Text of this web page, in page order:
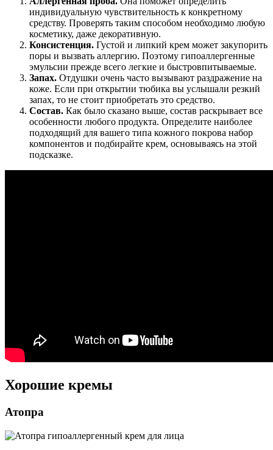
индивидуальную чувствительность к конкретному
средству. Проверять таким способом необходимо любую
косметику, даже декоративную.
Консистенция. Густой и липкий крем может закупорить
поры и вызвать аллергию. Поэтому гипоаллергенные
эмульсии прежде всего легкие и быстровпитываемые.
Запах. Отдушки очень часто вызывают раздражение на
коже. Если при открытии тюбика вы услышали резкий
запах, то не стоит приобретать это средство.
Состав. Как было сказано выше, состав раскрывает все
особенности любого продукта. Определите наиболее
подходящий для вашего типа кожного покрова набор
компонентов и подбирайте крем, основываясь на этой
подсказке.
Хорошие кремы
Атопра